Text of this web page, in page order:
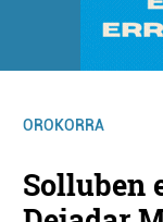
OROKORRA
Solluben